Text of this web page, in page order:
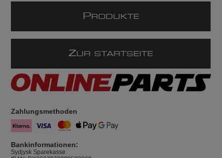
P RODUKTE
ZUR STARTSEITE
Zahlungsmethoden
Bankinformationen:
Sydjysk Sparekasse